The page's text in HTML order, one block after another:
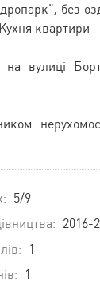
без
квартири -
вулиці
5/9
2016-
1
1